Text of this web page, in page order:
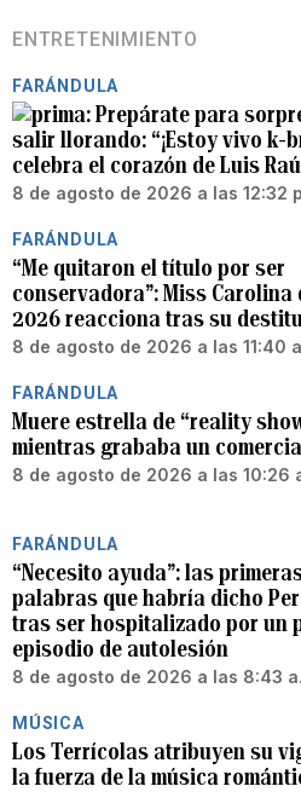
ENTRETENIMIENTO
FARÁNDULA
Prepárate para
salir llorando: “¡Estoy vivo k-
celebra el corazón de Luis
8 de agosto de 2026 a las 12:32
FARÁNDULA
“Me quitaron el título por ser
conservadora”: Miss Carolina
2026 reacciona tras su
8 de agosto de 2026 a las 11:40
FARÁNDULA
Muere estrella de “reality
mientras grababa un
8 de agosto de 2026 a las 10:26
FARÁNDULA
“Necesito ayuda”: las
palabras que habría dicho
tras ser hospitalizado por un
episodio de autolesión
8 de agosto de 2026 a las 8:43
MÚSICA
Los Terrícolas atribuyen su
la fuerza de la música